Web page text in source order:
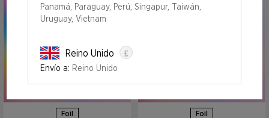
Foil Foil
Panamá, Paraguay, Perú, Singapur, Taiwán,
Uruguay, Vietnam
Reino Unido £
Envío a: Reino Unido